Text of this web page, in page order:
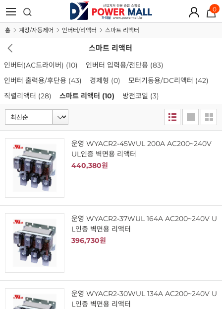
0
홈 계장/자동제어 인버터/리액터 스마트 리액터
스마트 리액터
인버터(AC드라이버) (10) 인버터 입력용/전단용 (83)
인버터 출력용/후단용 (43) 경제형 (0) 모터기동용/DC리액터 (42)
직렬리액터 (28) 스마트 리액터 (10) 방전코일 (3)
운영 WYACR2-45WUL 200A AC200~240V
UL인증 벽면용 리액터
440,380원
운영 WYACR2-37WUL 164A AC200~240V U
L인증 벽면용 리액터
396,730원
운영 WYACR2-30WUL 134A AC200~240V U
L인증 벽면용 리액터